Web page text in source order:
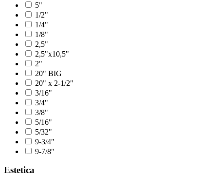
5"
1/2"
1/4"
1/8"
2,5"
2,5"x10,5"
2"
20" BIG
20" x 2-1/2"
3/16"
3/4"
3/8"
5/16"
5/32"
9-3/4"
9-7/8"
Estetica